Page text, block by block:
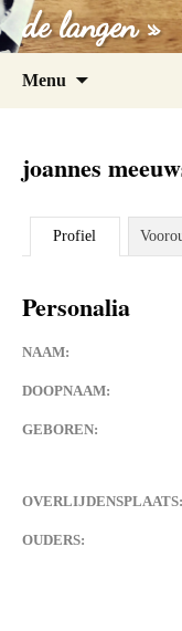
de langen »
Menu
joannes
Profiel
Personalia
NAAM:
DOOPNAAM:
GEBOREN:
OVERLIJDENSPLAATS:
OUDERS: